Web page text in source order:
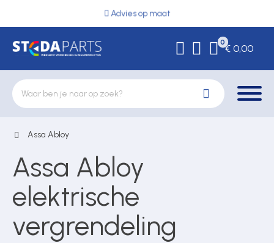
Advies op maat
0
€ 0,00
Deurbeslag
Elektrische vergrendeling
Hekwerkonderdelen
Assa Abloy
Assa Abloy
elektrische
vergrendeling